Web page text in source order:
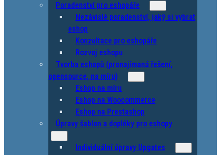
Poradenství pro eshopáře
Nezávislé poradenství, jaký si vybrat
eshop
Konzultace pro eshopáře
Rozvoj eshopu
Tvorba eshopů (pronajímaná řešení,
opensource, na míru)
Eshop na míru
Eshop na Woocommerce
Eshop na Prestashop
Úpravy šablon a doplňky pro eshopy
Individuální úpravy Upgates